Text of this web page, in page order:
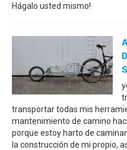
Hágalo usted mismo!
transportar todas mis
mantenimiento de camino
porque estoy harto de
la construcción de mi propio,